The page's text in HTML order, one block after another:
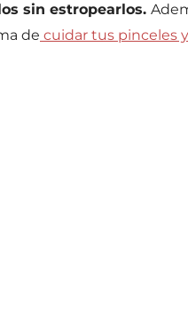
sin estropearlos.
de cuidar tus pinceles